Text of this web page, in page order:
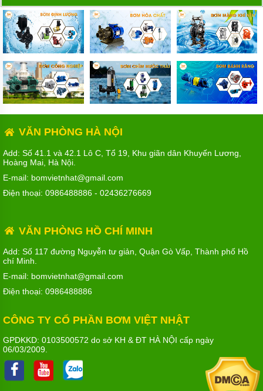
VĂN PHÒNG HÀ NỘI
Add: Số 41.1 và 42.1 Lô C, Tổ 19, Khu giãn dân Khuyến Lương,
Hoàng Mai, Hà Nội.
E-mail: bomvietnhat@gmail.com
Điện thoại: 0986488886 - 02436276669
VĂN PHÒNG HỒ CHÍ MINH
Add: Số 117 đường Nguyễn tư giản, Quận Gò Vấp, Thành phố Hồ
chí Minh.
E-mail: bomvietnhat@gmail.com
Điện thoại: 0986488886
CÔNG TY CỔ PHẦN BƠM VIỆT NHẬT
GPDKKD: 0103500572 do sở KH & ĐT HÀ NỘI cấp ngày
06/03/2009.